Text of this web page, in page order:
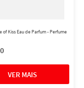
of Kiss Eau de Parfum - Perfume